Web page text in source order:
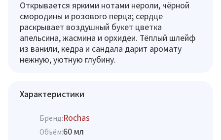
Открывается яркими нотами нероли, чёрной
смородины и розового перца; сердце
раскрывает воздушный букет цветка
апельсина, жасмина и орхидеи. Тёплый шлейф
из ванили, кедра и сандала дарит аромату
нежную, уютную глубину.
Характеристики
Бренд:Rochas
Объём:60 мл